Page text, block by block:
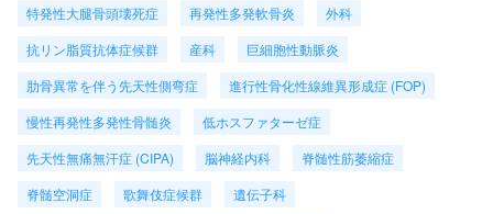
特発性大腿骨頭壊死症
再発性多発軟骨炎
外科
抗リン脂質抗体症候群
産科
巨細胞性動脈炎
肋骨異常を伴う先天性側弯症
進行性骨化性線維異形成症 (FOP)
慢性再発性多発性骨髄炎
低ホスファターゼ症
先天性無痛無汗症 (CIPA)
脳神経内科
脊髄性筋萎縮症
脊髄空洞症
歌舞伎症候群
遺伝子科